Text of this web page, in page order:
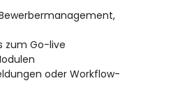
zum Go-live
oder Workflow-